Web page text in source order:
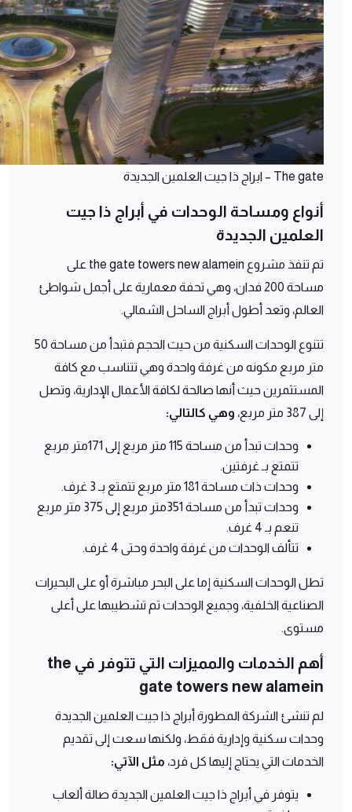
The gate – ابراج ذا جيت العلمين الجديدة
أنواع ومساحة الوحدات في أبراج ذا جيت
العلمين الجديدة
تم تنفذ مشروع the gate towers new alamein على
مساحة 200 فدان، وهي تحفة معمارية على أجمل شواطئ
العالم، وتعد أطول أبراج الساحل الشمالي.
تتنوع الوحدات السكنية من حيث الحجم فتبدأ من مساحة 50
متر مربع مكونه من غرفة واحدة وهي تتناسب مع كافة
المستثمرين حيث أنها صالحة لكافة الأعمال الإدارية، وتصل
إلى 387 متر مربع،
وهي كالتالي:
وحدات تبدأ من مساحة 115 متر مربع إلى 171متر مربع
تتمتع بـ غرفتين.
وحدات ذات مساحة 181 متر مربع تتمتع بـ 3 غرف.
وحدات تبدأ من مساحة 351متر مربع إلى 375 متر مربع
تنعم بـ 4 غرف.
تتألف الوحدات من غرفة واحدة وحتى 4 غرف.
تطل الوحدات السكنية إما على البحر مباشرة أو على البحيرات
الصناعية الخلفية، وجميع الوحدات تم تشطيبها على أعلى
مستوى.
أهم الخدمات والمميزات التي تتوفر في the
gate towers new alamein
لم تنشئ الشركة المطورة أبراج ذا جيت العلمين الجديدة
وحدات سكنية وإدارية فقط، ولكنها سعت إلى تقديم
الخدمات التي يحتاج إليها كل فرد، مثل الآتي:
يتوفر في أبراج ذا جيت العلمين الجديدة صالة ألعاب